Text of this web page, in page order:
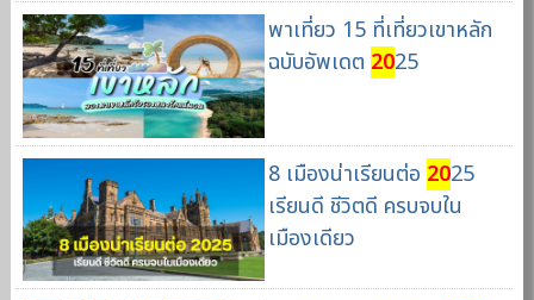
พาเที่ยว 15 ที่เที่ยวเขาหลัก
ฉบับอัพเดต 2025
8 เมืองน่าเรียนต่อ 2025
เรียนดี ชีวิตดี ครบจบใน
เมืองเดียว